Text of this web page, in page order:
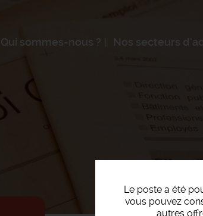
Qui sommes-nous ? Nos secteurs
Le poste a été
vous pouvez
autres